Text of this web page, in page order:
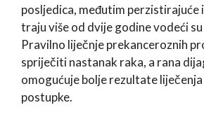
posljedica, međutim perzistirajuće
traju više od dvije godine vodeći
Pravilno liječnje prekanceroznih
spriječiti nastanak raka, a rana
omogućuje bolje rezultate
postupke.